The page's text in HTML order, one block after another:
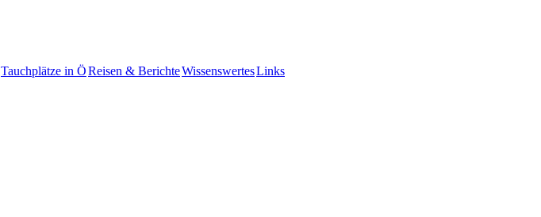
Tauchplätze in ÖReisen & BerichteWissenswertesLinks